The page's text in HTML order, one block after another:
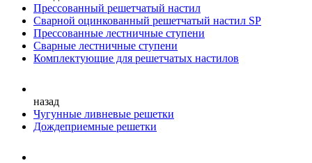
Прессованный решетчатый настил
Сварной оцинкованный решетчатый настил SP
Прессованные лестничные ступени
Сварные лестничные ступени
Комплектующие для решетчатых настилов
назад
Чугунные ливневые решетки
Дождеприемные решетки